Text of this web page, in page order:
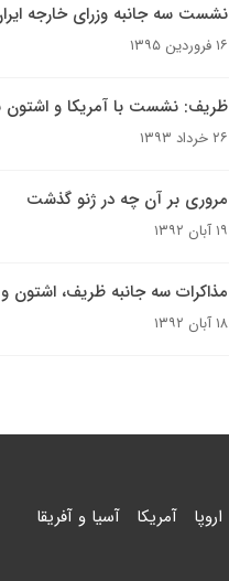
نشست سه جانبه وزرای خارجه
۱۶ فروردین ۱۳۹۵
ظریف: نشست با آمریکا و اشتون
۲۶ خرداد ۱۳۹۳
مروری بر آن چه در ژنو گذشت
۱۹ آبان ۱۳۹۲
مذاکرات سه جانبه ظریف، اشتون
۱۸ آبان ۱۳۹۲
اروپا آمریکا آسیا و آفریقا